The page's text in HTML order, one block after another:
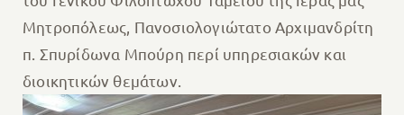
Μητροπόλεως, Πανοσιολογιώτατο Αρχιμανδρίτη
π. Σπυρίδωνα Μπούρη περί υπηρεσιακών και
διοικητικών θεμάτων.